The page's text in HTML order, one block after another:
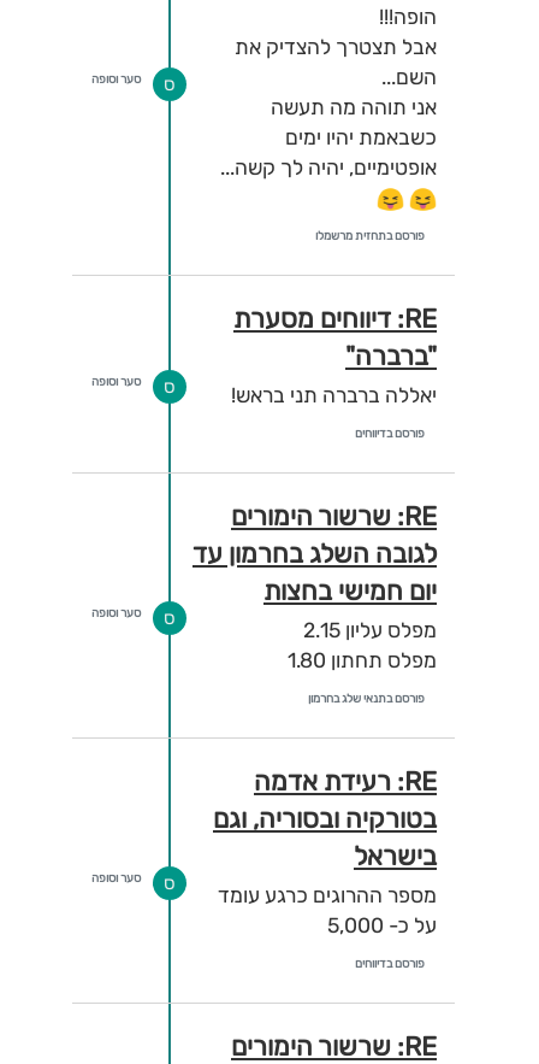
הופה!!!
אבל תצטרך להצדיק את
השם...
אני תוהה מה תעשה
כשבאמת יהיו ימים
אופטימיים, יהיה לך קשה...
פורסם בתחזית מרשמלו
ס סער וסופה
RE: דיווחים מסערת
"ברברה"
יאללה ברברה תני בראש!
פורסם בדיווחים
ס סער וסופה
RE: שרשור הימורים
לגובה השלג בחרמון עד
יום חמישי בחצות
מפלס עליון 2.15
מפלס תחתון 1.80
פורסם בתנאי שלג בחרמון
ס סער וסופה
RE: רעידת אדמה
בטורקיה ובסוריה, וגם
בישראל
מספר ההרוגים כרגע עומד
על כ- 5,000
פורסם בדיווחים
ס סער וסופה
RE: שרשור הימורים